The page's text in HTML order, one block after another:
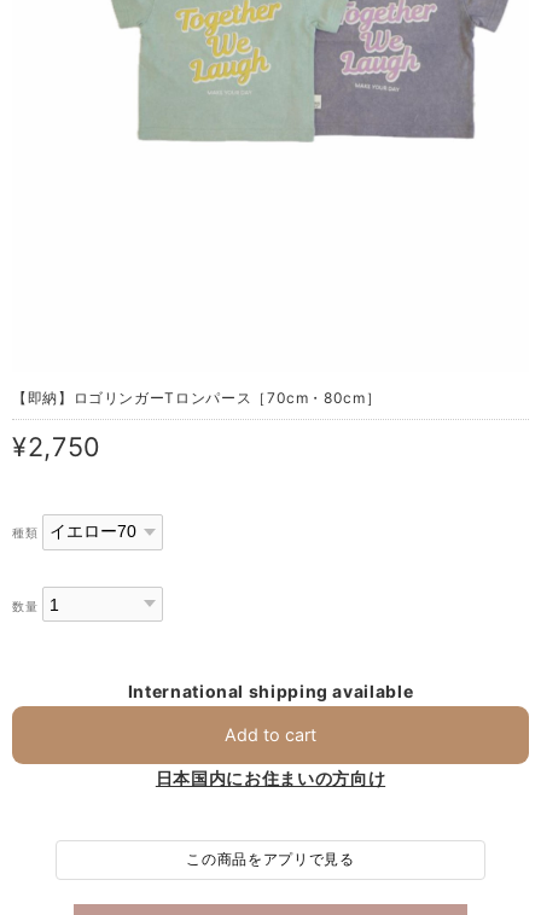
【即納】ロゴリンガーTロンパース［70cm・80cm］
¥2,750
種類
数量
International shipping available
Add to cart
日本国内にお住まいの方向け
この商品をアプリで見る